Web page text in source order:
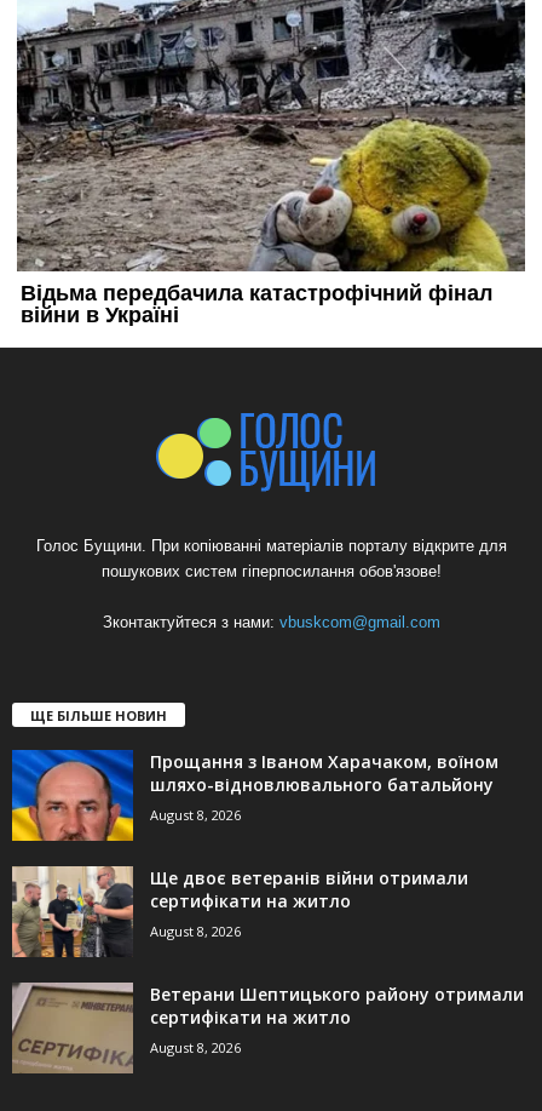
Голос Бущини. При копіюванні матеріалів порталу відкрите для
пошукових систем гіперпосилання обов'язове!
Зконтактуйтеся з нами: vbuskcom@gmail.com
ЩЕ БІЛЬШЕ НОВИН
Прощання з Іваном Харачаком, воїном
шляхо-відновлювального батальйону
August 8, 2026
Ще двоє ветеранів війни отримали
сертифікати на житло
August 8, 2026
Ветерани Шептицького району отримали
сертифікати на житло
August 8, 2026